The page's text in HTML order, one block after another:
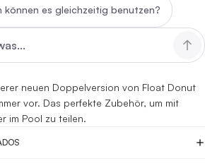
können es gleichzeitig benutzen?
neuen Doppelversion von Float Donut
vor. Das perfekte Zubehör, um mit
im Pool zu teilen.